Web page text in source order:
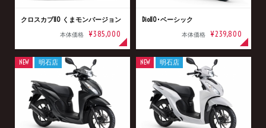
クロスカブ110 くまモンバージョン
本体価格 ¥385,000
Dio110･ベーシック
本体価格 ¥239,800
NEW 明石店 NEW 明石店